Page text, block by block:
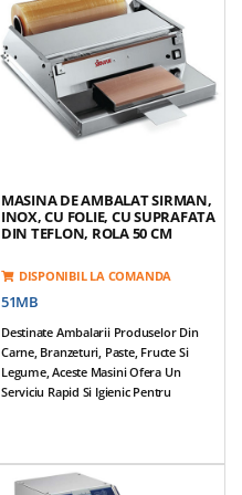
Taierea Filmului De Ambalare Se
Realizeaza Prin Intermediul Unui Fir
Incalzit Cu Voltaj Redus
Dimensiuni (cm): 59*63*29
Putere: 115 W
Tensiune Alimentare: 220V/50Hz
Latime Maxima Film Ambalare (cm):
(cm): 29*16,5
Greutate: 14 Kg
MASINA DE AMBALAT SIRMAN,
INOX, CU FOLIE, CU SUPRAFATA
DIN TEFLON, ROLA 50 CM
DISPONIBIL LA COMANDA
51MB
Destinate Ambalarii Produselor Din
Carne, Branzeturi, Paste, Fructe Si
Legume, Aceste Masini Ofera Un
Serviciu Rapid Si Igienic Pentru
Produselor
Suprafata De Lucru Teflonata